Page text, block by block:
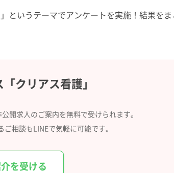
というテーマでアンケートを実施！結果を
「クリアス看護」
公開求人のご案内を無料で受けられます。
ご相談もLINEで気軽に可能です。
を受ける